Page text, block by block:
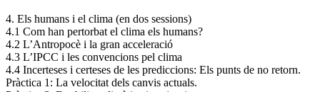
4. Els humans i el clima (en dos sessions)
4.1 Com han pertorbat el clima els humans?
4.2 L’Antropocè i la gran acceleració
4.3 L’IPCC i les convencions pel clima
4.4 Incerteses i certeses de les prediccions: Els punts de no retorn.
Pràctica 1: La velocitat dels canvis actuals.